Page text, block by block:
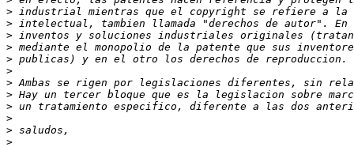
>
>
>
>
>
>
>
>
>
>
>
>